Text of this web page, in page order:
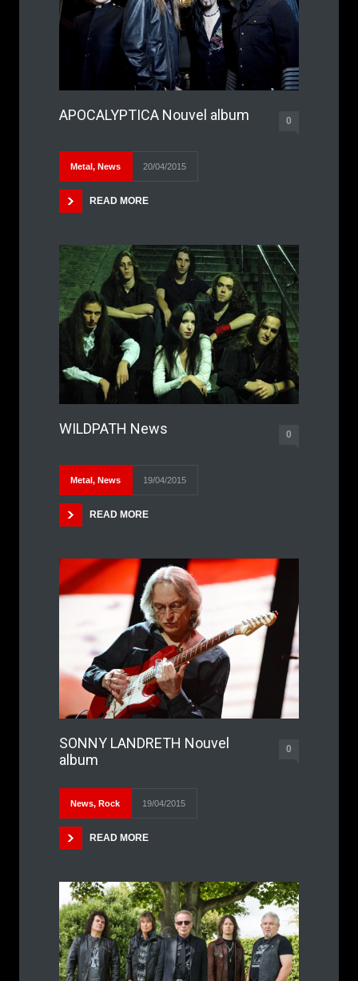
APOCALYPTICA Nouvel album 0
Metal, News 20/04/2015
READ MORE
WILDPATH News 0
Metal , News 19/04/2015
READ MORE
SONNY LANDRETH Nouvel
album
0
News, Rock 19/04/2015
READ MORE